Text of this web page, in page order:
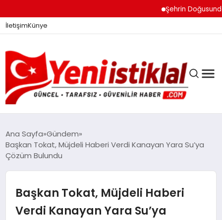
Şehrin Doğusundan
İletişimKünye
GÜNDEM
DÜNYA
Ana Sayfa Gündem
Başkan Tokat, Müjdeli Haberi Verdi Kanayan Yara Su’ya
Çözüm Bulundu
Başkan Tokat, Müjdeli Haberi
Verdi Kanayan Yara Su’ya